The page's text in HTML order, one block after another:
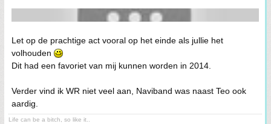
Let op de prachtige act vooral op het einde als jullie het
volhouden
Dit had een favoriet van mij kunnen worden in 2014.
Verder vind ik WR niet veel aan, Naviband was naast Teo ook
aardig.
Life can be a bitch, so like it..